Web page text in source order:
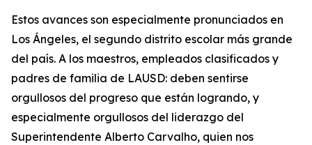
Estos avances son especialmente pronunciados en
Los Ángeles, el segundo distrito escolar más grande
del país. A los maestros, empleados clasificados y
padres de familia de LAUSD: deben sentirse
orgullosos del progreso que están logrando, y
especialmente orgullosos del liderazgo del
Superintendente Alberto Carvalho, quien nos